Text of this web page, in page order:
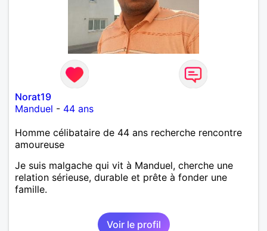
Norat19
Manduel - 44 ans
Homme célibataire de 44 ans recherche rencontre
amoureuse
Je suis malgache qui vit à Manduel, cherche une
relation sérieuse, durable et prête à fonder une
famille.
Voir le profil